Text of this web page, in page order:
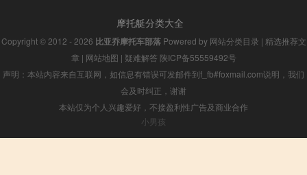
摩托艇分类大全
Copyright © 2012 - 2026 比亚乔摩托车部落Powered by 网站分类目录 | 精选推荐文
章 | 网站地图 | 疑难解答 陕ICP备55559492号
声明：本站内容来自互联网，如信息有错误可发邮件到f_fb#foxmail.com说明，我们
会及时纠正，谢谢
本站仅为个人兴趣爱好，不接盈利性广告及商业合作
小男孩